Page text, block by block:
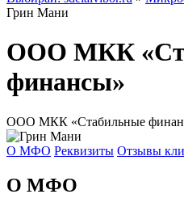
Грин Мани
ООО МКК
финансы»
ООО МКК «Стабильные
О МФО Реквизиты Отзывы
О МФО